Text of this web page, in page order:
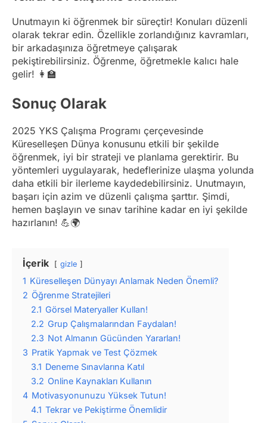
Unutmayın ki öğrenmek bir süreçtir! Konuları düzenli
olarak tekrar edin. Özellikle zorlandığınız kavramları,
bir arkadaşınıza öğretmeye çalışarak
pekiştirebilirsiniz. Öğrenme, öğretmekle kalıcı hale
gelir! 👩‍🏫
Sonuç Olarak
2025 YKS Çalışma Programı çerçevesinde
Küreselleşen Dünya konusunu etkili bir şekilde
öğrenmek, iyi bir strateji ve planlama gerektirir. Bu
yöntemleri uygulayarak, hedeflerinize ulaşma yolunda
daha etkili bir ilerleme kaydedebilirsiniz. Unutmayın,
başarı için azim ve düzenli çalışma şarttır. Şimdi,
hemen başlayın ve sınav tarihine kadar en iyi şekilde
hazırlanın! 💪🌍
İçerik gizle
1 Küreselleşen Dünyayı Anlamak Neden Önemli?
2 Öğrenme Stratejileri
2.1 Görsel Materyaller Kullan!
2.2 Grup Çalışmalarından Faydalan!
2.3 Not Almanın Gücünden Yararlan!
3 Pratik Yapmak ve Test Çözmek
3.1 Deneme Sınavlarına Katıl
3.2 Online Kaynakları Kullanın
4 Motivasyonunuzu Yüksek Tutun!
4.1 Tekrar ve Pekiştirme Önemlidir